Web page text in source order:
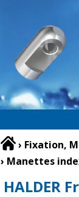
› Fixation,
› Manettes
HALDER